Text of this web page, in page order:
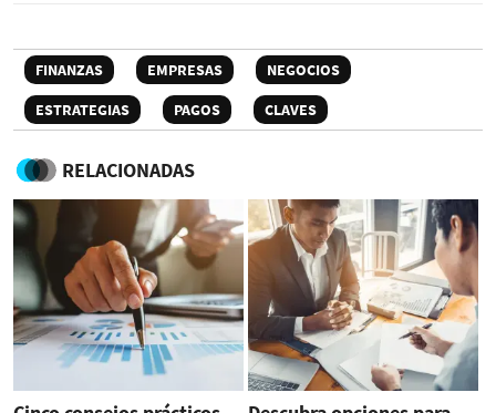
FINANZAS EMPRESAS
NEGOCIOS
ESTRATEGIAS
PAGOS CLAVES
RELACIONADAS